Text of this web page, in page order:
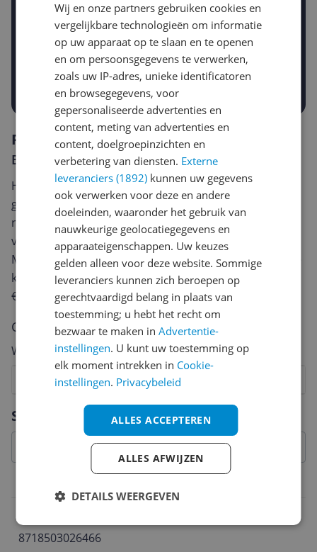
Gewenste daling of bedrag
-10% -15%
Gewenste prijs
€
Prijsalert aanzetten
Specificaties
8718503026466
Reviews
Er zijn nog geen reviews geschreven
Heb jij dit product in bezit en wil je graag je mening
geven? Start dan hieronder met het schrijven van je
review. Afhankelijk van de details duurt het schrijven
van een review gemiddeld tussen de 3 en 10 minuten.
Met jouw mening help je andere bezoekers een betere
keuze te maken én maak je iedere maand kans op
€250,-!
Klik hier voor de actievoorwaarden.
Cijfer
Welk cijfer geef jij dit product?
6
5
4
3
2
Vraag 1 van 4
Wij en onze partners gebruiken cookies en
vergelijkbare technologieën om informatie
op uw apparaat op te slaan en te openen
en om persoonsgegevens te verwerken,
zoals uw IP-adres, unieke identificatoren
en browsegegevens, voor
gepersonaliseerde advertenties en
content, meting van advertenties en
content, doelgroepinzichten en
verbetering van diensten. Externe
leveranciers (1892) kunnen uw gegevens
ook verwerken voor deze en andere
doeleinden, waaronder het gebruik van
nauwkeurige geolocatiegegevens en
apparaateigenschappen. Uw keuzes
gelden alleen voor deze website. Sommige
leveranciers kunnen zich beroepen op
gerechtvaardigd belang in plaats van
toestemming; u hebt het recht om
bezwaar te maken inAdvertentie-
instellingen. U kunt uw toestemming op
elk moment intrekken in Cookie-
instellingen. Privacybeleid
ALLES ACCEPTEREN
ALLES AFWIJZEN
DETAILS WEERGEVEN